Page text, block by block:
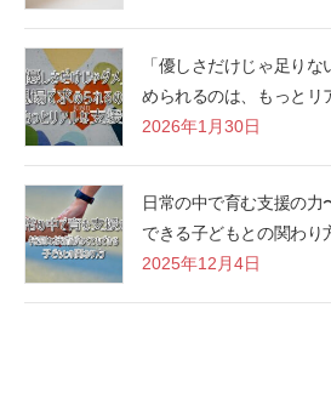
「優しさだけじゃ足り
められるのは、もっとリ
2026年1月30日
日常の中で育む支援の力
できる子どもとの関わり
2025年12月4日